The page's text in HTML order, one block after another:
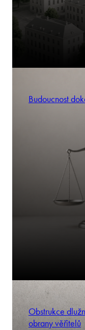
Budoucnost
Obstrukce
obrany věřitelů